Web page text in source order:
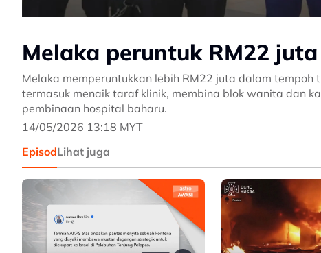
Melaka peruntuk RM22
Melaka memperuntukkan lebih RM22 juta dalam
termasuk menaik taraf klinik, membina blok wanita dan
pembinaan hospital baharu.
14/05/2026 13:18 MYT
EpisodLihat juga